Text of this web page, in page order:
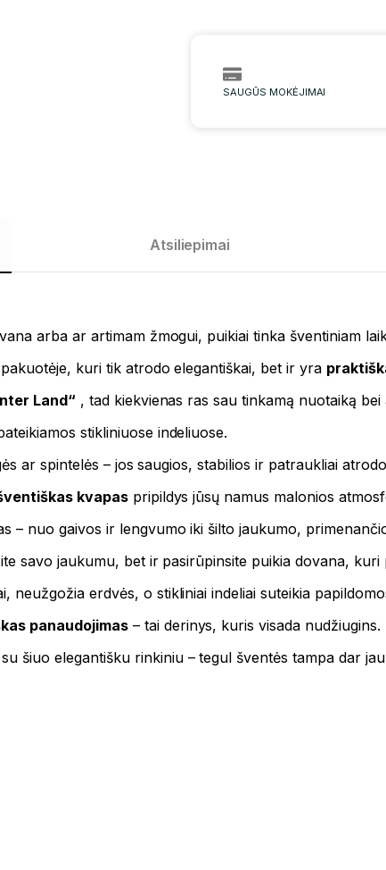
SAUGŪS MOKĖJIMAI
Atsiliepimai
arba ar artimam žmogui, puikiai tinka šventiniam
kuri tik atrodo elegantiškai, bet ir yra
Land“ , tad kiekvienas ras sau tinkamą nuotaiką bei
stikliniuose indeliuose.
ar spintelės – jos saugios, stabilios ir patraukliai
kvapaspripildys jūsų namus malonios
– nuo ​​gaivos ir lengvumo iki šilto jaukumo,
savo jaukumu, bet ir pasirūpinsite puikia dovana,
neužgožia erdvės, o stikliniai indeliai suteikia
panaudojimas– tai derinys, kuris visada nudžiugins.
šiuo elegantišku rinkiniu – tegul šventės tampa dar